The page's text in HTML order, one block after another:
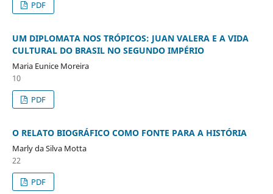
PDF
UM DIPLOMATA NOS TRÓPICOS: JUAN VALERA E A VIDA
CULTURAL DO BRASIL NO SEGUNDO IMPÉRIO
Maria Eunice Moreira
10
PDF
O RELATO BIOGRÁFICO COMO FONTE PARA A HISTÓRIA
Marly da Silva Motta
22
PDF